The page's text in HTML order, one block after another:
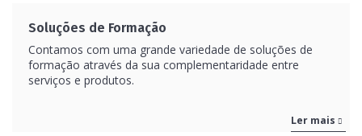
Soluções de Formação
Contamos com uma grande variedade de soluções de
formação através da sua complementaridade entre
serviços e produtos.
Ler mais